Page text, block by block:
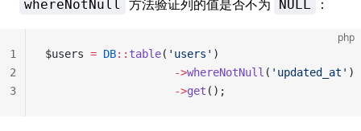
whereNotNull 方法验证列的值是否不为 NULL ：
php
$users = DB:: table( 'users' )
                    ->
whereNotNull ( 'updated_at' )
                    ->
get ();
1
2
3